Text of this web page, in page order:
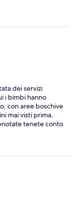
dei servizi
i bimbi hanno
con aree boschive
mai visti prima.
tenete conto
biancheria e
la vicinanza a